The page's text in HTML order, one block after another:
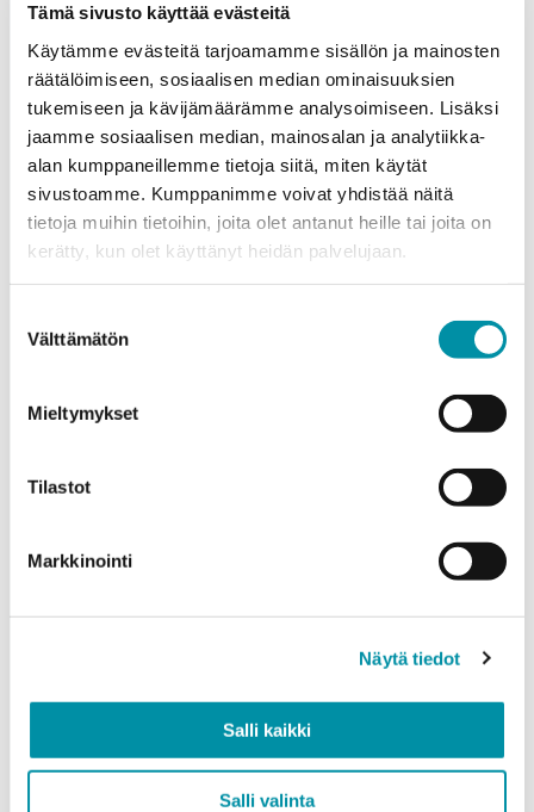
Tämä sivusto käyttää evästeitä
Käytämme evästeitä tarjoamamme sisällön ja mainosten
räätälöimiseen, sosiaalisen median ominaisuuksien
tukemiseen ja kävijämäärämme analysoimiseen. Lisäksi
jaamme sosiaalisen median, mainosalan ja analytiikka-
alan kumppaneillemme tietoja siitä, miten käytät
sivustoamme. Kumppanimme voivat yhdistää näitä
tietoja muihin tietoihin, joita olet antanut heille tai joita on
kerätty, kun olet käyttänyt heidän palvelujaan.
valinta
Välttämätön
Mieltymykset
Tilastot
Markkinointi
Näytä tiedot
Salli kaikki
Salli valinta
Phone
Products
Select a product and enter the order quantity in meters. Please
Product*
EN AW-6082 (min. 500kg)